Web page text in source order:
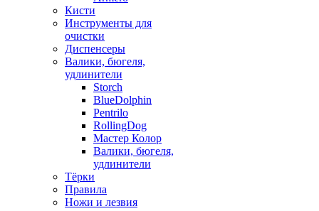
Кисти
Инструменты для
очистки
Диспенсеры
Валики, бюгеля,
удлинители
Storch
BlueDolphin
Pentrilo
RollingDog
Мастер Колор
Валики, бюгеля,
удлинители
Тёрки
Правила
Ножи и лезвия